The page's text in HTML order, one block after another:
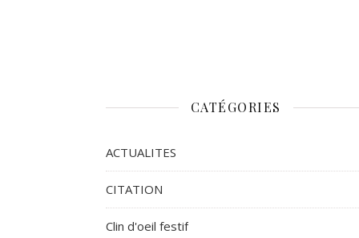
CATÉGORIES
ACTUALITES
CITATION
Clin d'oeil festif